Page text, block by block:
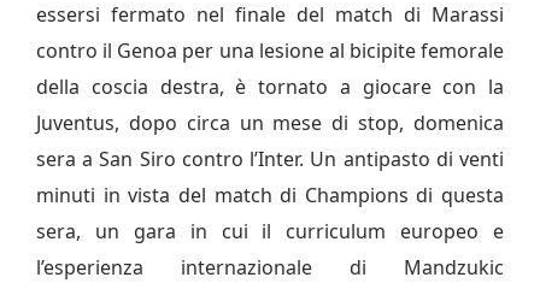
essersi fermato nel finale del match di Marassi
contro il Genoa per una lesione al bicipite femorale
della coscia destra, è tornato a giocare con la
Juventus, dopo circa un mese di stop, domenica
sera a San Siro contro l’Inter. Un antipasto di venti
minuti in vista del match di Champions di questa
sera, un gara in cui il curriculum europeo e
l’esperienza internazionale di Mandzukic